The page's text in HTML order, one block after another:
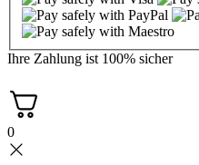
Ihre Zahlung ist 100% sicher
0